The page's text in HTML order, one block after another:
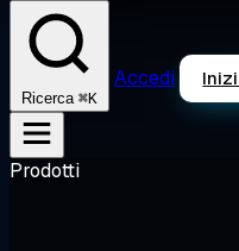
Ricerca ⌘K
Accedi
Prodotti